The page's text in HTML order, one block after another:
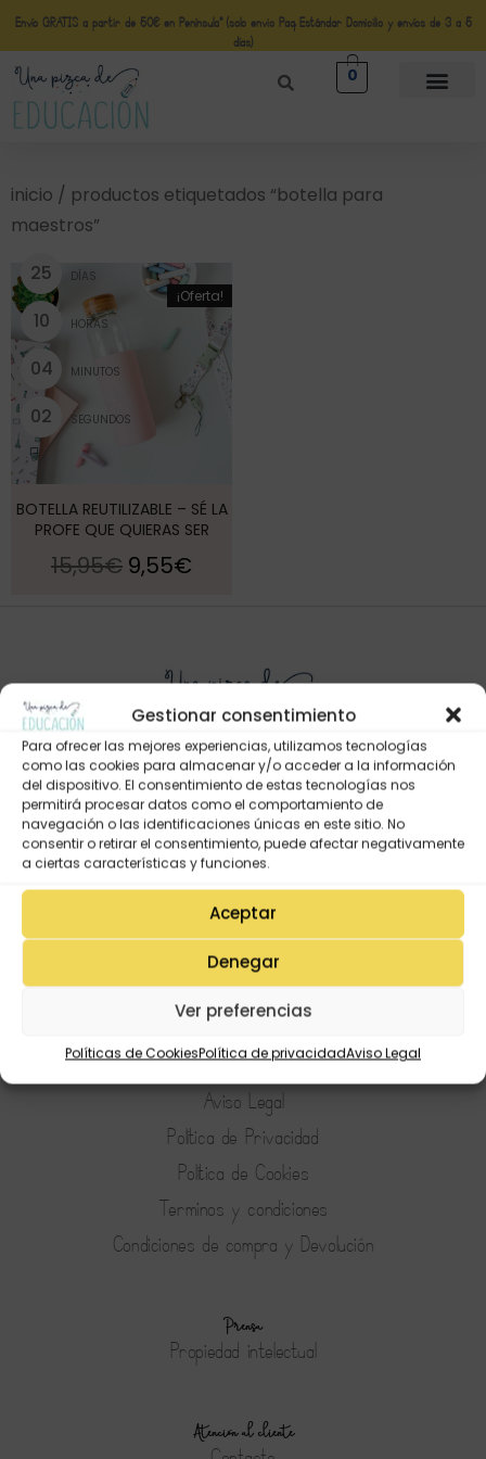
Gestionar consentimiento
Para ofrecer las mejores experiencias, utilizamos tecnologías
como las cookies para almacenar y/o acceder a la información
del dispositivo. El consentimiento de estas tecnologías nos
permitirá procesar datos como el comportamiento de
navegación o las identificaciones únicas en este sitio. No
consentir o retirar el consentimiento, puede afectar negativamente
a ciertas características y funciones.
Aceptar
Denegar
Ver preferencias
Políticas de CookiesPolítica de privacidadAviso Legal
Envío GRATIS a partir de 50€ en Península* (solo envio Paq Estándar Domicilio y envíos de 3 a 5
días)
0
inicio / productos etiquetados “botella para
maestros”
¡Oferta!
25 DÍAS
10 HORAS
04 MINUTOS
02 SEGUNDOS
BOTELLA REUTILIZABLE – SÉ LA
PROFE QUE QUIERAS SER
15,95€ 9,55€
Mi Cuenta
Lista de deseos
Mi Perfil
Descargas
Estado de mi pedido
Preguntas Frecuentes
Aviso Legal
Política de Privacidad
Política de Cookies
Terminos y condiciones
Condiciones de compra y Devolución
Prensa
Propiedad intelectual
Atención al cliente